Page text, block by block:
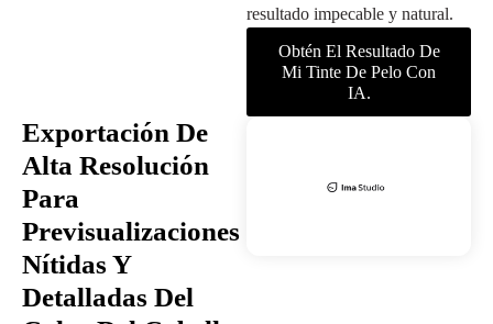
resultado impecable y natural.
Obtén El Resultado De
Mi Tinte De Pelo Con
IA.
Exportación De
Alta Resolución
Para
Previsualizaciones
Nítidas Y
Detalladas Del